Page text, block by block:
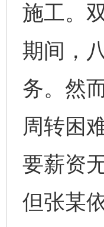
施工。
期间，
务。然
周转困
要薪资
但张某